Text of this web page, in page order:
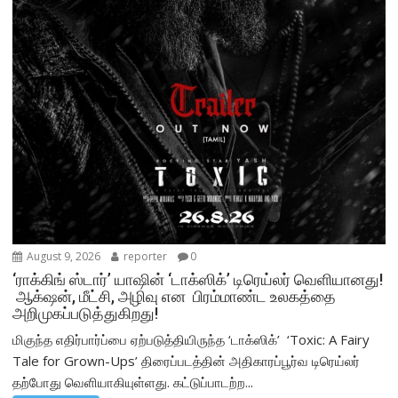
August 9, 2026 reporter 0
‘ராக்கிங் ஸ்டார்’ யாஷின் ‘டாக்ஸிக்’ டிரெய்லர் வெளியானது!
ஆக்‌ஷன், மீட்சி, அழிவு என பிரம்மாண்ட உலகத்தை
அறிமுகப்படுத்துகிறது!
மிகுந்த எதிர்பார்ப்பை ஏற்படுத்தியிருந்த ‘டாக்ஸிக்’ ‘Toxic: A Fairy
Tale for Grown-Ups’ திரைப்படத்தின் அதிகாரப்பூர்வ டிரெய்லர்
தற்போது வெளியாகியுள்ளது. கட்டுப்பாடற்ற...